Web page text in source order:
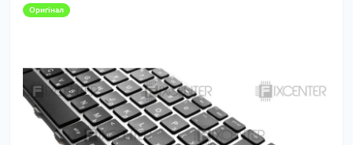
Оригінал